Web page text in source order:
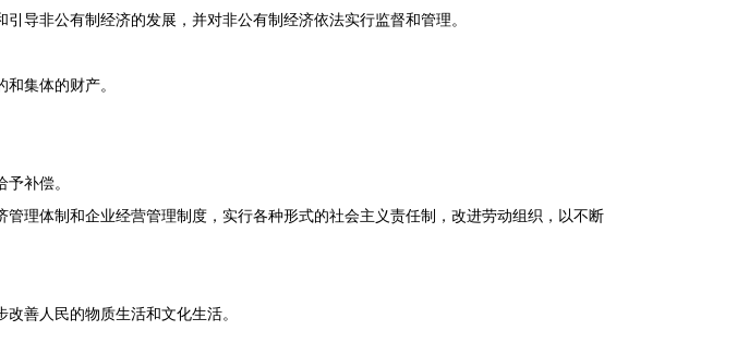
非公有制经济的发展，并对非公有制经济依法实行监督和管理。
集体的财产。
补偿。
体制和企业经营管理制度，实行各种形式的社会主义责任制，改进劳动组织，以不断
善人民的物质生活和文化生活。